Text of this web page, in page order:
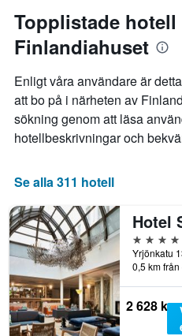
Topplistade
Finlandiahuset
Enligt våra användare är
att bo på i närheten av
sökning genom att läsa
hotellbeskrivningar och
Se alla 311 hotell
5
0,5 km
2 628 kr